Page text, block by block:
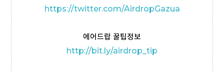
https://twitter.com/AirdropGazua
에어드랍 꿀팁정보
http://bit.ly/airdrop_tip